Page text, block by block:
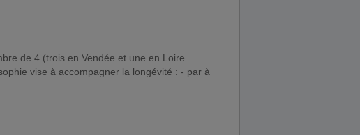
de 4 (trois en Vendée et une en Loire
vise à accompagner la longévité : - par à